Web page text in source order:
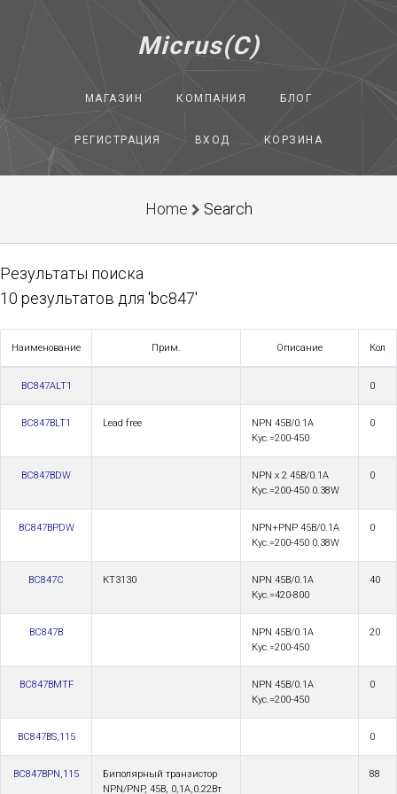
Micrus(C)
МАГАЗИН КОМПАНИЯ БЛОГ
РЕГИСТРАЦИЯ ВХОД КОРЗИНА
Home Search
Результаты поиска
10 результатов для 'bc847'
Наименование Прим. Описание Кол
BC847ALT1 0
BC847BLT1 Lead free
NPN 45В/0.1А
Кус.=200-450
0
BC847BDW
NPN x 2 45В/0.1А
Кус.=200-450 0.38W
0
BC847BPDW
NPN+PNP 45В/0.1А
Кус.=200-450 0.38W
0
BC847C КТ3130
NPN 45В/0.1А
Кус.=420-800
40
BC847B
NPN 45В/0.1А
Кус.=200-450
20
BC847BMTF
NPN 45В/0.1А
Кус.=200-450
0
BC847BS,115 0
BC847BPN,115
Биполярный транзистор
NPN/PNP, 45В, 0,1А,0.22Вт
88